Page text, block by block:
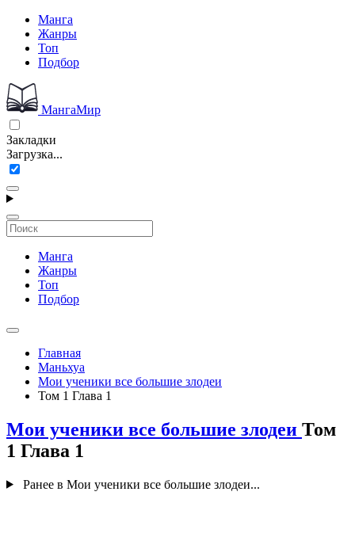
Манга
Жанры
Топ
Подбор
МангаМир
Закладки
Загрузка...
Манга
Жанры
Топ
Подбор
Главная
Маньхуа
Мои ученики все большие злодеи
Том 1 Глава 1
Мои ученики все большие злодеи Том
1 Глава 1
Ранее в Мои ученики все большие злодеи...